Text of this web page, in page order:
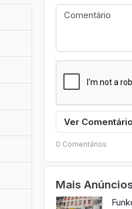
Ver
0 Comentários
Mais